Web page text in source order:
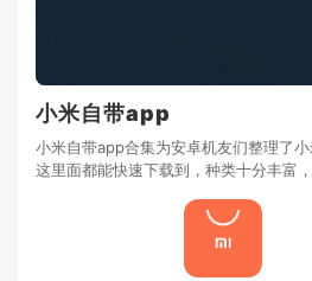
小米自带app
小米自带app合集为安卓机友们整理了
这里面都能快速下载到，种类十分丰富